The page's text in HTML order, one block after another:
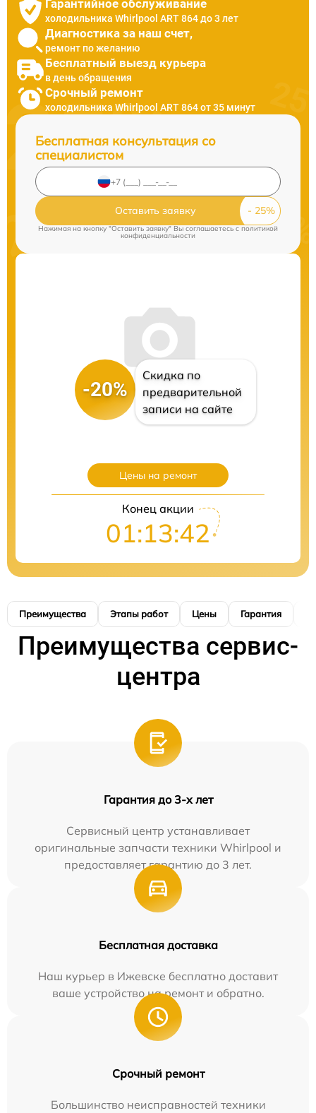
Гарантийное обслуживание
холодильника Whirlpool ART 864 до 3 лет
Диагностика за наш счет,
ремонт по желанию
Бесплатный выезд курьера
в день обращения
Срочный ремонт
холодильника Whirlpool ART 864 от 35 минут
Бесплатная консультация со
специалистом
Оставить заявку
Нажимая на кнопку "Оставить заявку" Вы соглашаетесь c политикой
конфиденциальности
-20%
Скидка по
предварительной
записи на сайте
Цены на ремонт
Конец акции
01:13:40
Преимущества Этапы работ Цены Гарантия
Преимущества сервис-
центра
Гарантия до 3-х лет
Сервисный центр устанавливает
оригинальные запчасти техники Whirlpool и
предоставляет гарантию до 3 лет.
Бесплатная доставка
Наш курьер в Ижевске бесплатно доставит
ваше устройство на ремонт и обратно.
Срочный ремонт
Большинство неисправностей техники